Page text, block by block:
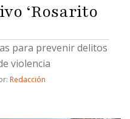
‘Rosarito
para prevenir delitos
violencia
Redacción